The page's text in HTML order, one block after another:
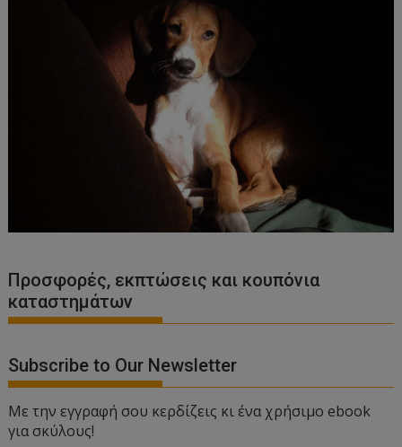
Προσφορές, εκπτώσεις και κουπόνια
καταστημάτων
Subscribe to Our Newsletter
Με την εγγραφή σου κερδίζεις κι ένα χρήσιμο ebook
για σκύλους!